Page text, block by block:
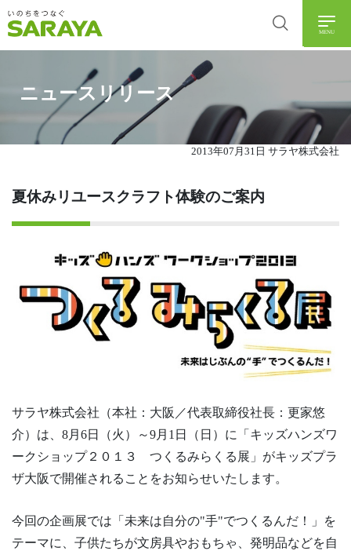
MENU
ニュースリリース
2013年07月31日 サラヤ株式会社
夏休みリユースクラフト体験のご案内
サラヤ株式会社（本社：大阪／代表取締役社長：更家悠
介）は、8月6日（火）～9月1日（日）に「キッズハンズワ
ークショップ２０１３ つくるみらくる展」がキッズプラ
ザ大阪で開催されることをお知らせいたします。
今回の企画展では「未来は自分の"手"でつくるんだ！」を
テーマに、子供たちが文房具やおもちゃ、発明品などを自